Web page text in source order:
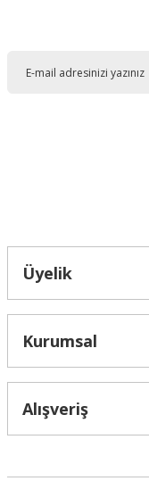
Üyelik
Kurumsal
Alışveriş